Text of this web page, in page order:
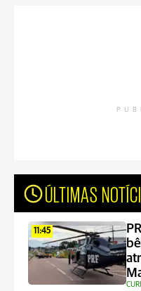
ÚLTIMAS
11:45